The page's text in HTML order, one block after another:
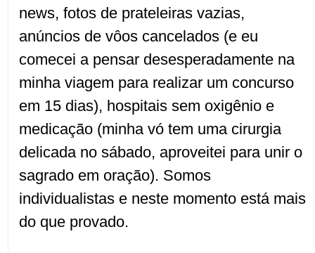
news, fotos de prateleiras vazias,
anúncios de vôos cancelados (e eu
comecei a pensar desesperadamente na
minha viagem para realizar um concurso
em 15 dias), hospitais sem oxigênio e
medicação (minha vó tem uma cirurgia
delicada no sábado, aproveitei para unir o
sagrado em oração). Somos
individualistas e neste momento está mais
do que provado.